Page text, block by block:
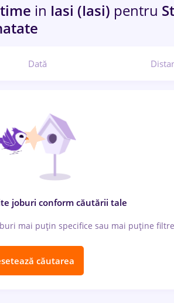
in Iasi (Iasi) pentru
Dată
joburi conform căutării tale
mai puțin specifice sau mai puține
căutarea